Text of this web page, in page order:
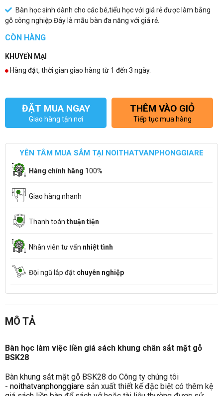
Bàn học sinh dành cho các bé,tiểu học với giá rẻ được làm bằng
gỗ công nghiệp.Đây là mẫu bàn đa năng với giá rẻ.
CÒN HÀNG
KHUYẾN MẠI
Hàng đặt, thời gian giao hàng từ 1 đến 3 ngày.
ĐẶT MUA NGAY
Giao hàng tận nơi
THÊM VÀO GIỎ
Tiếp tục mua hàng
YÊN TÂM MUA SẮM TẠI NOITHATVANPHONGGIARE
Hàng chính hãng 100%
Giao hàng nhanh
Thanh toán thuận tiện
Nhân viên tư vấn nhiệt tình
Đội ngũ lắp đặt chuyên nghiệp
MÔ TẢ
Bàn học làm việc liền giá sách khung chân sắt mặt gỗ
BSK28
Bàn khung sắt mặt gỗ BSK28 do Công ty chúng tôi
- noithatvanphonggiare sản xuất thiết kế đặc biệt có thêm kệ